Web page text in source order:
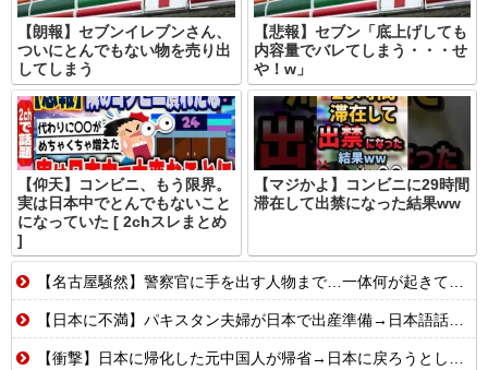
【朗報】セブンイレブンさん、
ついにとんでもない物を売り出
してしまう
【悲報】セブン「底上げしても
内容量でバレてしまう・・・せ
や！w」
【仰天】コンビニ、もう限界。
実は日本中でとんでもないこと
になっていた [ 2chスレまとめ
]
【マジかよ】コンビニに29時間
滞在して出禁になった結果ww
【名古屋騒然】警察官に手を出す人物まで…一体何が起きているのか #外国人 #共生社会 #japan
【日本に不満】パキスタン夫婦が日本で出産準備→日本語話せないため病院に断られる
【衝撃】日本に帰化した元中国人が帰省→日本に戻ろうとしたら…